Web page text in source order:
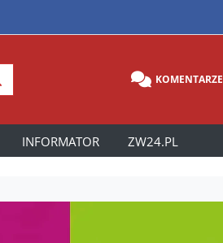
KOMENTARZE
INFORMATOR ZW24.PL